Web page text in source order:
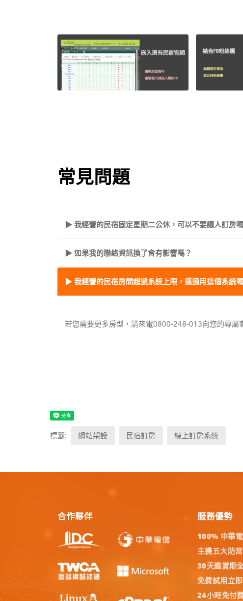
常見問題
▶ 我經營的民宿固定星期二公休，可以不要讓人訂房
▶ 如果我的聯絡資訊換了會有影響嗎？
▶ 我經營的民宿房間超過系統上限，還適用這個系統
若您需要更多房型，請來電0800-248-013向您的專屬
標籤: 網站架設 民宿訂房 線上訂房系統
合作夥伴
服務優勢
100% 中華
主機五大防
30天鑑賞期
免費試用立
24小時免付